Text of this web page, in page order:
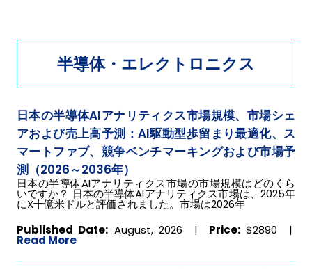
半導体・エレクトロニクス
日本の半導体AIアナリティクス市場規模、市場シェ
アおよび売上高予測：AI駆動型歩留まり最適化、ス
マートファブ、競争ベンチマーキングおよび市場予
測（2026～2036年）
日本の半導体AIアナリティクス市場の市場規模はどのくら
いですか？ 日本の半導体AIアナリティクス市場は、2025年
にX十億米ドルと評価されました。市場は2026年
Published Date: August, 2026 | Price: $2890 |
Read More